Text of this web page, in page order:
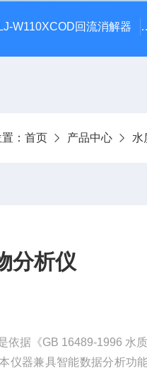
LJ-W110XCOD回流消解器
： 首页 产品中心 水
分析仪
依据《GB 16489-1996 水
仪器兼具智能数据分析功